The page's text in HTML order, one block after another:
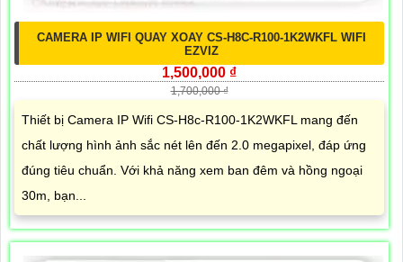
CAMERA IP WIFI QUAY XOAY CS-H8C-R100-1K2WKFL WIFI
EZVIZ
1,500,000 ₫
1,700,000 ₫
Thiết bị Camera IP Wifi CS-H8c-R100-1K2WKFL mang đến
chất lượng hình ảnh sắc nét lên đến 2.0 megapixel, đáp ứng
đúng tiêu chuẩn. Với khả năng xem ban đêm và hồng ngoại
30m, bạn...